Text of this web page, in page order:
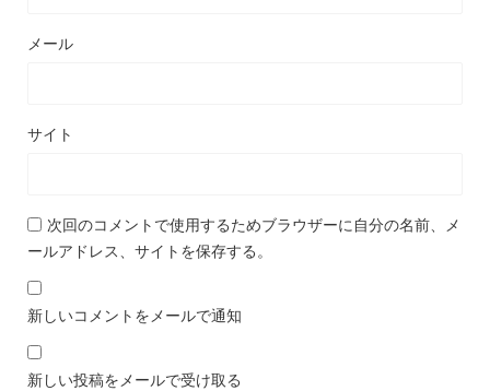
メール
サイト
次回のコメントで使用するためブラウザーに自分の名前、メ
ールアドレス、サイトを保存する。
新しいコメントをメールで通知
新しい投稿をメールで受け取る